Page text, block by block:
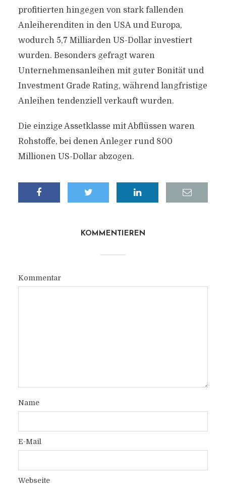
profitierten hingegen von stark fallenden
Anleiherenditen in den USA und Europa,
wodurch 5,7 Milliarden US-Dollar investiert
wurden. Besonders gefragt waren
Unternehmensanleihen mit guter Bonität und
Investment Grade Rating, während langfristige
Anleihen tendenziell verkauft wurden.
Die einzige Assetklasse mit Abflüssen waren
Rohstoffe, bei denen Anleger rund 800
Millionen US-Dollar abzogen.
KOMMENTIEREN
Kommentar
Name
E-Mail
Webseite